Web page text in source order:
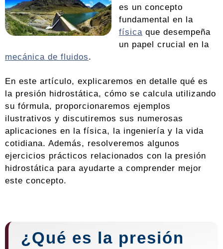
es un concepto
fundamental en la
física que desempeña
un papel crucial en la
mecánica de fluidos.
En este artículo, explicaremos en detalle qué es
la presión hidrostática, cómo se calcula utilizando
su fórmula, proporcionaremos ejemplos
ilustrativos y discutiremos sus numerosas
aplicaciones en la física, la ingeniería y la vida
cotidiana. Además, resolveremos algunos
ejercicios prácticos relacionados con la presión
hidrostática para ayudarte a comprender mejor
este concepto.
¿Qué es la presión